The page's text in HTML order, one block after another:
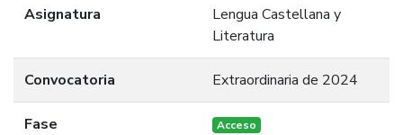
Asignatura
Lengua Castellana y
Literatura
Convocatoria Extraordinaria de 2024
Fase Acceso